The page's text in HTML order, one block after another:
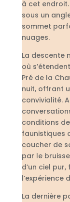
à cet
sous un
sommet
nuages.
La descente
où
Pré de la
nuit, offrant
convivialité.
conditions
faunistiques
coucher de
par le
d’un ciel
l’expérience
La dernière